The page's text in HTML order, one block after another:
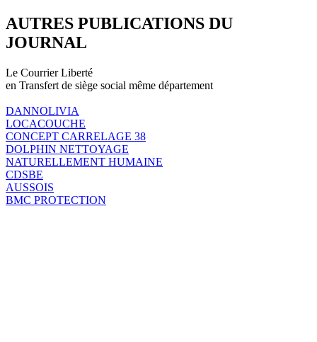
AUTRES PUBLICATIONS DU
JOURNAL
Le Courrier Liberté
en Transfert de siège social même département
DANNOLIVIA
LOCACOUCHE
CONCEPT CARRELAGE 38
DOLPHIN NETTOYAGE
NATURELLEMENT HUMAINE
CDSBE
AUSSOIS
BMC PROTECTION